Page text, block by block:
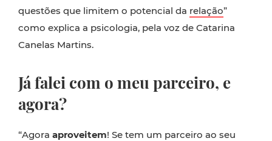
questões que limitem o potencial da relação”
como explica a psicologia, pela voz de Catarina
Canelas Martins.
Já falei com o meu parceiro, e
agora?
“Agora aproveitem! Se tem um parceiro ao seu